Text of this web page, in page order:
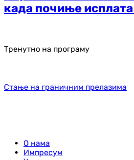
када почиње исплата
Тренутно на програму
Стање на граничним прелазима
О нама
Импресум